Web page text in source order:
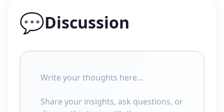
💬Discussion